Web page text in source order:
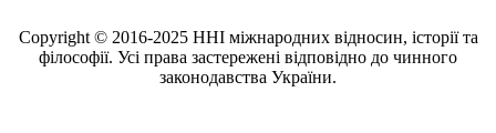
Copyright © 2016-2025 ННІ міжнародних відносин, історії та
філософії. Усі права застережені відповідно до чинного
законодавства України.